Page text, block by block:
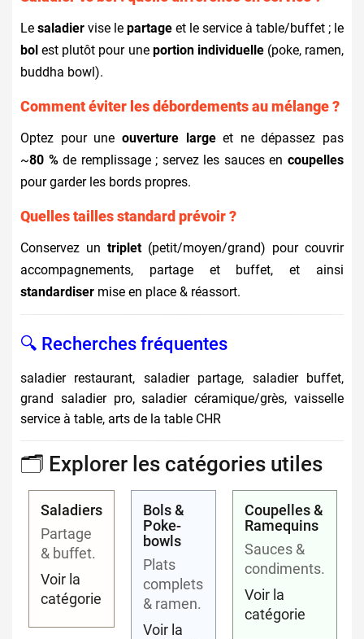
Le saladier vise le partage et le service à table/buffet ; le
bol est plutôt pour une portion individuelle(poke, ramen,
buddha bowl).
Comment éviter les débordements au mélange ?
Optez pour une ouverture largeet ne dépassez pas
~80 %de remplissage ; servez les sauces encoupelles
pour garder les bords propres.
Quelles tailles standard prévoir ?
Conservez un triplet(petit/moyen/grand) pour couvrir
accompagnements, partage et buffet, et ainsi
standardiser mise en place & réassort.
🔍 Recherches fréquentes
saladier restaurant, saladier partage, saladier buffet,
grand saladier pro, saladier céramique/grès, vaisselle
service à table, arts de la table CHR
🗂️ Explorer les catégories utiles
Saladiers
Partage
& buffet.
Voir la
catégorie
Bols &
Poke-
bowls
Plats
complets
& ramen.
Voir la
Coupelles &
Ramequins
Sauces &
condiments.
Voir la
catégorie